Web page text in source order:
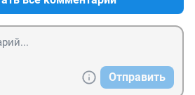
Отправить